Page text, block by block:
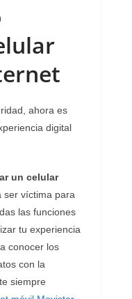
ahora es
digital
un celular
ser víctima para
las funciones
tu experiencia
conocer los
con la
siempre